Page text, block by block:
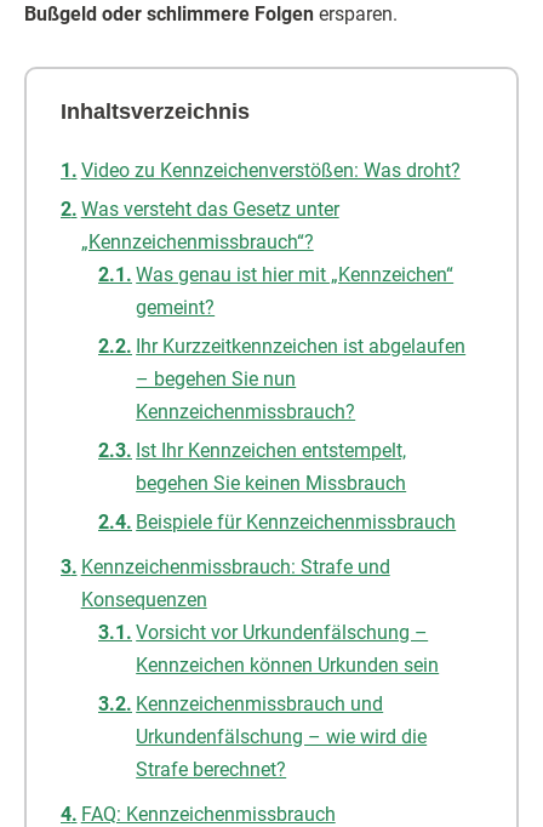
Bußgeld oder schlimmere Folgen ersparen.
Inhaltsverzeichnis
Video zu Kennzeichenverstößen: Was droht?
Was versteht das Gesetz unter
„Kennzeichenmissbrauch“?
Was genau ist hier mit „Kennzeichen“
gemeint?
Ihr Kurzzeitkennzeichen ist abgelaufen
– begehen Sie nun
Kennzeichenmissbrauch?
Ist Ihr Kennzeichen entstempelt,
begehen Sie keinen Missbrauch
Beispiele für Kennzeichenmissbrauch
Kennzeichenmissbrauch: Strafe und
Konsequenzen
Vorsicht vor Urkundenfälschung –
Kennzeichen können Urkunden sein
Kennzeichenmissbrauch und
Urkundenfälschung – wie wird die
Strafe berechnet?
FAQ: Kennzeichenmissbrauch